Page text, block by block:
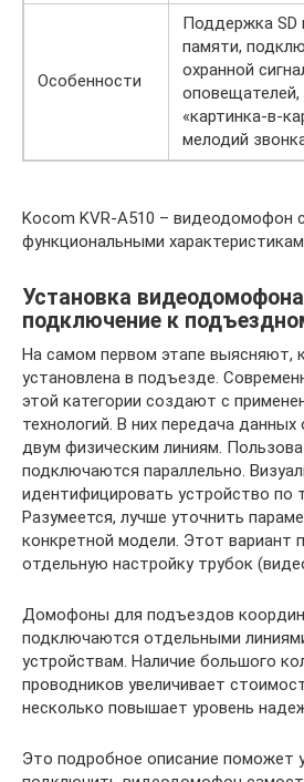
Особенности
Поддержка SD
памяти,
охранной
оповещателей,
«картинка-в-
мелодий
Kocom KVR-A510 – видеодомофон
функциональными
Установка
подключение к
На самом первом этапе выясняют,
установлена в подъезде.
этой категории создают с
технологий. В них передача
двум физическим линиям.
подключаются параллельно.
идентифицировать устройство по
Разумеется, лучше уточнить
конкретной модели. Этот вариант
отдельную настройку трубок
Домофоны для подъездов
подключаются отдельными
устройствам. Наличие большого
проводников увеличивает
несколько повышает уровень
Это подробное описание поможет